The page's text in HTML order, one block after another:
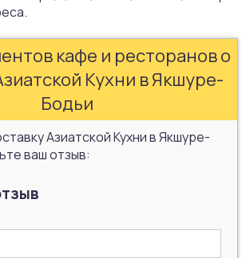
кафе и ресторанов о
Кухни в Якшуре-
Бодьи
Азиатской Кухни в Якшуре-
ваш отзыв: